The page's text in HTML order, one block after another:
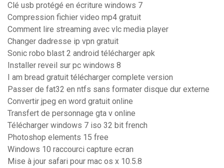
Clé usb protégé en écriture windows 7
Compression fichier video mp4 gratuit
Comment lire streaming avec vlc media player
Changer dadresse ip vpn gratuit
Sonic robo blast 2 android télécharger apk
Installer reveil sur pc windows 8
I am bread gratuit télécharger complete version
Passer de fat32 en ntfs sans formater disque dur externe
Convertir jpeg en word gratuit online
Transfert de personnage gta v online
Télécharger windows 7 iso 32 bit french
Photoshop elements 15 free
Windows 10 raccourci capture ecran
Mise à jour safari pour mac os x 10.5.8